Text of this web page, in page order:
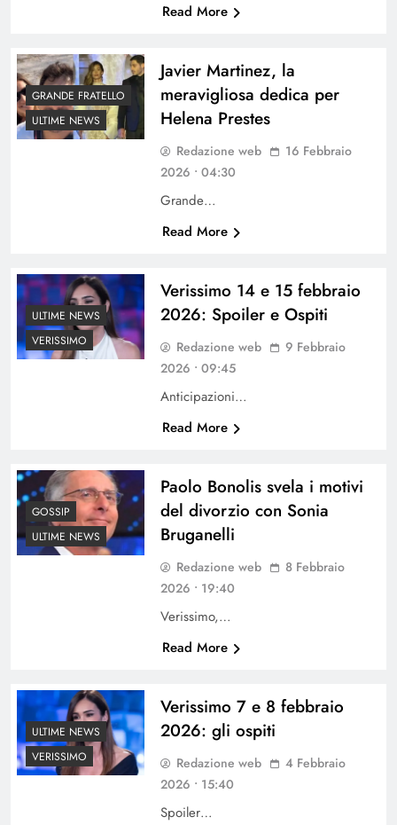
Read More
GRANDE FRATELLO
ULTIME NEWS
Javier Martinez, la
meravigliosa dedica per
Helena Prestes
Redazione web
16 Febbraio
2026 • 04:30
Grande…
Read More
ULTIME NEWS
VERISSIMO
Verissimo 14 e 15 febbraio
2026: Spoiler e Ospiti
Redazione web
9 Febbraio
2026 • 09:45
Anticipazioni…
Read More
GOSSIP
ULTIME NEWS
Paolo Bonolis svela i motivi
del divorzio con Sonia
Bruganelli
Redazione web
8 Febbraio
2026 • 19:40
Verissimo,…
Read More
ULTIME NEWS
VERISSIMO
Verissimo 7 e 8 febbraio
2026: gli ospiti
Redazione web
4 Febbraio
2026 • 15:40
Spoiler…